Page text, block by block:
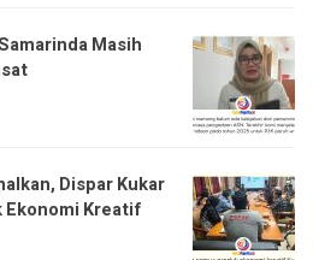
Masih
Dispar Kukar
Ekonomi Kreatif